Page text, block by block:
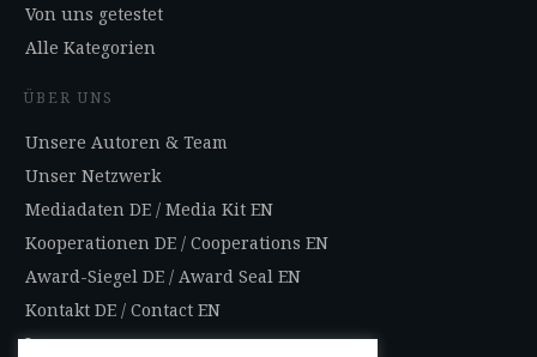
Von uns getestet
Alle Kategorien
ÜBER UNS
Unsere Autoren & Team
Unser Netzwerk
Mediadaten DE / Media Kit EN
Kooperationen DE / Cooperations EN
Award-Siegel DE / Award Seal EN
Kontakt DE / Contact EN
Impressum